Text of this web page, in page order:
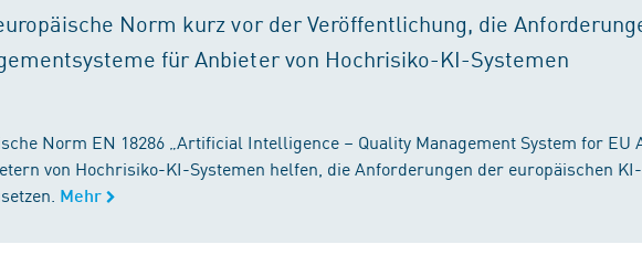
Norm kurz vor der Veröffentlichung, die
für Anbieter von Hochrisiko-KI-Systemen
Norm EN 18286 „Artificial Intelligence – Quality Management System for EU
von Hochrisiko-KI-Systemen helfen, die Anforderungen der europäischen KI-
Mehr